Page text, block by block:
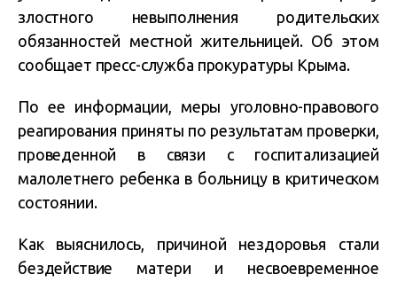
злостного невыполнения родительских
обязанностей местной жительницей. Об этом
сообщает пресс-служба прокуратуры Крыма.
По ее информации, меры уголовно-правового
реагирования приняты по результатам проверки,
проведенной в связи с госпитализацией
малолетнего ребенка в больницу в критическом
состоянии.
Как выяснилось, причиной нездоровья стали
бездействие матери и несвоевременное